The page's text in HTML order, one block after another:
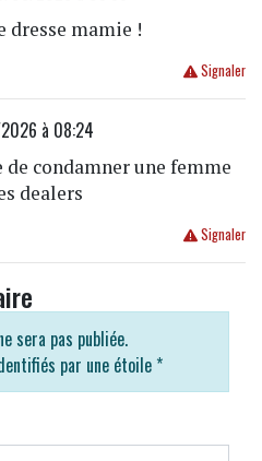
dresse mamie !
Signaler
à 08:24
de condamner une femme
dealers
Signaler
sera pas publiée.
par une étoile *